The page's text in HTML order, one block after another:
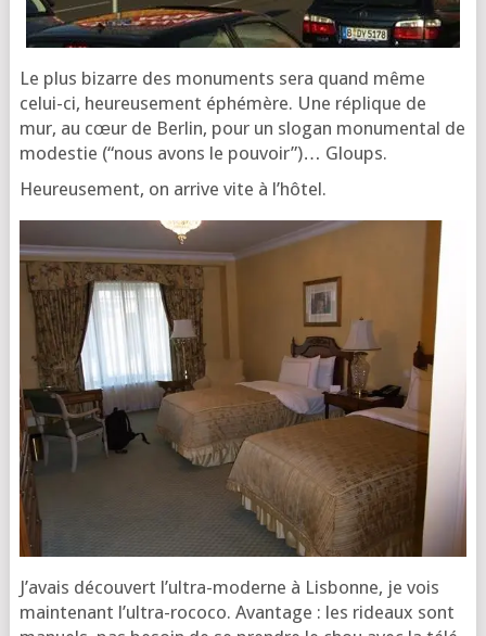
Le plus bizarre des monu­ments sera quand même
celui-ci, heu­reu­se­ment éphé­mère. Une réplique de
mur, au cœur de Ber­lin, pour un slo­gan monu­men­tal de
modes­tie (“nous avons le pou­voir”)… Gloups.
Heu­reu­se­ment, on arrive vite à l’hôtel.
J’a­vais décou­vert l’ul­tra-moderne à Lis­bonne, je vois
main­te­nant l’ul­tra-roco­co. Avan­tage : les rideaux sont